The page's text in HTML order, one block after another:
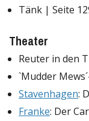
Tänk | Seite
Theater
Reuter in den
`Mudder
Stavenhagen:
Franke: Der